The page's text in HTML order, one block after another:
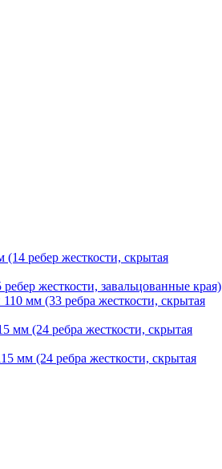
ребер жесткости, скрытая
жесткости, завальцованные края)
мм (33 ребра жесткости, скрытая
мм (24 ребра жесткости, скрытая
мм (24 ребра жесткости, скрытая